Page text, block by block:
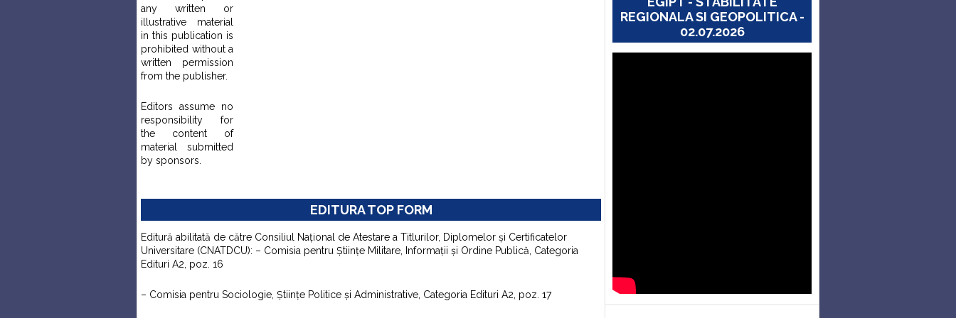
any written or
illustrative material
in this publication is
prohibited without a
written permission
from the publisher.
Editors assume no
responsibility for
the content of
material submitted
by sponsors.
EDITURA TOP FORM
Editură abilitată de către Consiliul Naţional de Atestare a Titlurilor, Diplomelor şi Certificatelor
Universitare (CNATDCU): – Comisia pentru Ştiinţe Militare, Informaţii şi Ordine Publică, Categoria
Edituri A2, poz. 16
– Comisia pentru Sociologie, Ştiinţe Politice şi Administrative, Categoria Edituri A2, poz. 17
REGIONALA SI GEOPOLITICA -
02.07.2026